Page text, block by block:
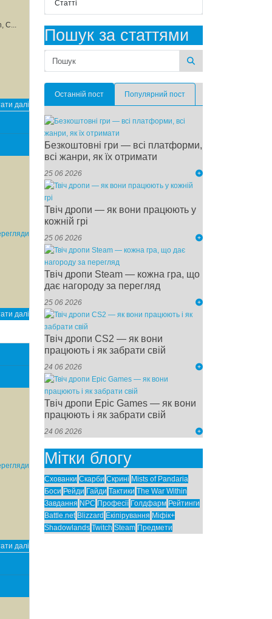
С...
далі
далі
далі
Статті
Пошук за статтями
Останній пост Популярний пост
Безкоштовні гри — всі платформи,
всі жанри, як їх отримати
25 06 2026
Твіч дропи — як вони працюють у
кожній грі
25 06 2026
Твіч дропи Steam — кожна гра, що
дає нагороду за перегляд
25 06 2026
Твіч дропи CS2 — як вони
працюють і як забрати свій
24 06 2026
Твіч дропи Epic Games — як вони
працюють і як забрати свій
24 06 2026
Мітки блогу
Схованки Скарби Скрині Mists of Pandaria
Боси Рейди Гайди Тактики The War Within
Завдання NPC Професії Голдфарм Рейтинги
Battle.net Blizzard Екіпірування Міфік+
Shadowlands Twitch Steam Предмети